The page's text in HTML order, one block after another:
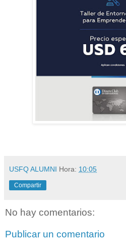
USFQ ALUMNI Hora: 10:05
Compartir
No hay comentarios:
Publicar un comentario